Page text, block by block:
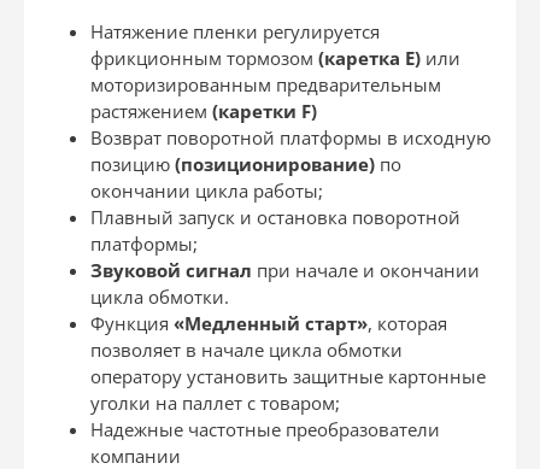
Натяжение пленки регулируется
фрикционным тормозом (каретка Е) или
моторизированным предварительным
растяжением (каретки F)
Возврат поворотной платформы в исходную
позицию (позиционирование) по
окончании цикла работы;
Плавный запуск и остановка поворотной
платформы;
Звуковой сигнал при начале и окончании
цикла обмотки.
Функция «Медленный старт», которая
позволяет в начале цикла обмотки
оператору установить защитные картонные
уголки на паллет с товаром;
Надежные частотные преобразователи
компании